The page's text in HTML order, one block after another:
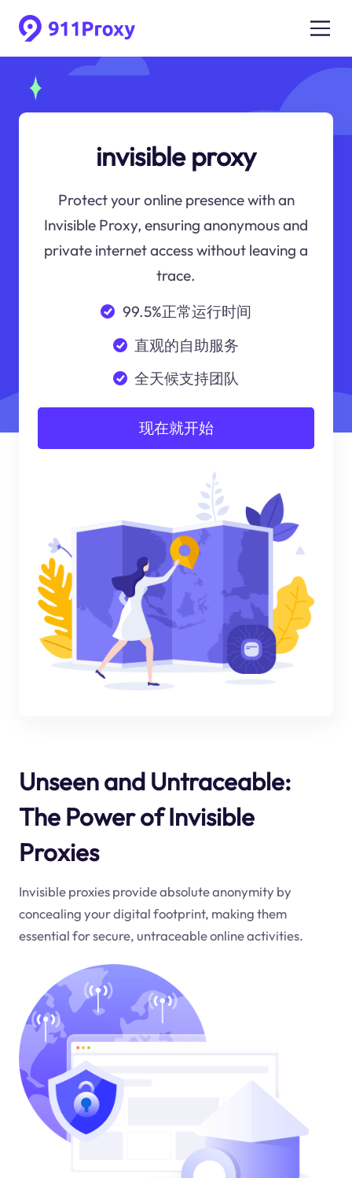
invisible proxy
Protect your online presence with an
Invisible Proxy, ensuring anonymous and
private internet access without leaving a
trace.
99.5%正常运行时间
直观的自助服务
全天候支持团队
现在就开始
Unseen and Untraceable:
The Power of Invisible
Proxies
Invisible proxies provide absolute anonymity by
concealing your digital footprint, making them
essential for secure, untraceable online activities.